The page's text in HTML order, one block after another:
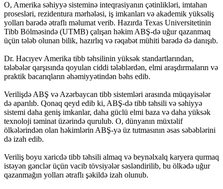
O, Amerika səhiyyə sisteminə inteqrasiyanın çətinlikləri, imtahan
prosesləri, rezidentura mərhələsi, iş imkanları və akademik yüksəliş
yolları barədə ətraflı məlumat verib. Hazırda Texas Universitetinin
Tibb Bölməsində (UTMB) çalışan həkim ABŞ-də uğur qazanmaq
üçün tələb olunan bilik, hazırlıq və rəqabət mühiti barədə də danışıb.
Dr. Hacıyev Amerika tibb təhsilinin yüksək standartlarından,
tələbələr qarşısında qoyulan ciddi tələblərdən, elmi araşdırmaların və
praktik bacarıqların əhəmiyyətindən bəhs edib.
Verilişdə ABŞ və Azərbaycan tibb sistemləri arasında müqayisələr
də aparılıb. Qonaq qeyd edib ki, ABŞ-də tibb təhsili və səhiyyə
sistemi daha geniş imkanlar, daha güclü elmi baza və daha yüksək
texnoloji təminat üzərində qurulub. O, dünyanın müxtəlif
ölkələrindən olan həkimlərin ABŞ-yə üz tutmasının əsas səbəblərini
də izah edib.
Veriliş boyu xaricdə tibb təhsili almaq və beynəlxalq karyera qurmaq
istəyən gənclər üçün vacib tövsiyələr səsləndirilib, bu ölkədə uğur
qazanmağın yolları ətraflı şəkildə izah olunub.